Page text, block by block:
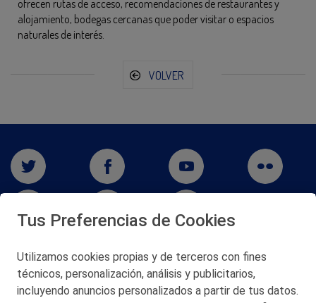
ofrecen rutas de acceso, recomendaciones de restaurantes y
alojamiento, bodegas cercanas que poder visitar o espacios
naturales de interés.
VOLVER
San Martín 5-Edificio Muñatones,
48550 Muskiz (Bizkaia)
Telf. 946 357 000
Tus Preferencias de Cookies
Utilizamos cookies propias y de terceros con fines
técnicos, personalización, análisis y publicitarios,
incluyendo anuncios personalizados a partir de tus datos.